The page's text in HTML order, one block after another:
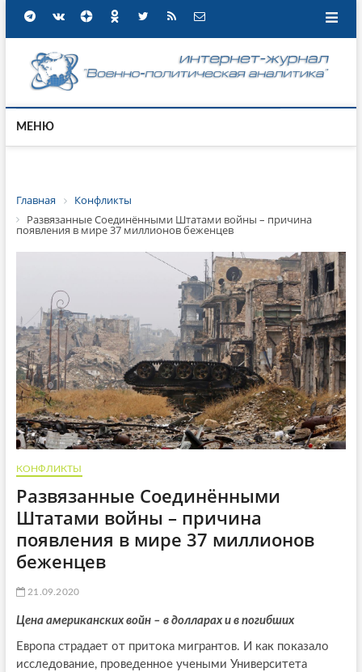
МЕНЮ
Главная
Конфликты
Развязанные Соединёнными Штатами войны – причина
появления в мире 37 миллионов беженцев
КОНФЛИКТЫ
Развязанные Соединёнными
Штатами войны – причина
появления в мире 37 миллионов
беженцев
21.09.2020
Цена американских войн – в долларах и в погибших
Европа страдает от притока мигрантов. И как показало
исследование, проведенное учеными Университета